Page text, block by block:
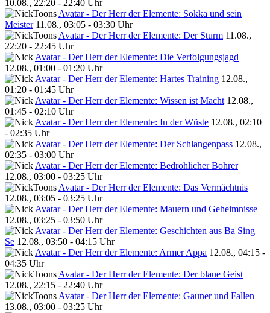
10.08., 22:20 - 22:40 Uhr
Avatar - Der Herr der Elemente: Sokka und sein
Meister 11.08., 03:05 - 03:30 Uhr
Avatar - Der Herr der Elemente: Der Sturm 11.08.,
22:20 - 22:45 Uhr
Avatar - Der Herr der Elemente: Die Verfolgungsjagd
12.08., 01:00 - 01:20 Uhr
Avatar - Der Herr der Elemente: Hartes Training 12.08.,
01:20 - 01:45 Uhr
Avatar - Der Herr der Elemente: Wissen ist Macht 12.08.,
01:45 - 02:10 Uhr
Avatar - Der Herr der Elemente: In der Wüste 12.08., 02:10
- 02:35 Uhr
Avatar - Der Herr der Elemente: Der Schlangenpass 12.08.,
02:35 - 03:00 Uhr
Avatar - Der Herr der Elemente: Bedrohlicher Bohrer
12.08., 03:00 - 03:25 Uhr
Avatar - Der Herr der Elemente: Das Vermächtnis
12.08., 03:05 - 03:25 Uhr
Avatar - Der Herr der Elemente: Mauern und Geheimnisse
12.08., 03:25 - 03:50 Uhr
Avatar - Der Herr der Elemente: Geschichten aus Ba Sing
Se 12.08., 03:50 - 04:15 Uhr
Avatar - Der Herr der Elemente: Armer Appa 12.08., 04:15 -
04:35 Uhr
Avatar - Der Herr der Elemente: Der blaue Geist
12.08., 22:15 - 22:40 Uhr
Avatar - Der Herr der Elemente: Gauner und Fallen
13.08., 03:00 - 03:25 Uhr